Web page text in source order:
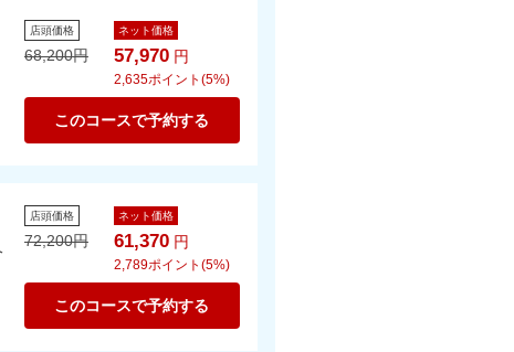
店頭価格
68,200円
ネット価格
57,970 円
2,635ポイント(5%)
このコースで予約する
店頭価格
72,200円
ネット価格
61,370 円
2,789ポイント(5%)
このコースで予約する